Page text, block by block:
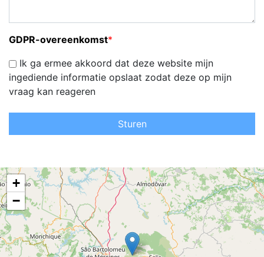
GDPR-overeenkomst*
Ik ga ermee akkoord dat deze website mijn
ingediende informatie opslaat zodat deze op mijn
vraag kan reageren
Sturen
+
−